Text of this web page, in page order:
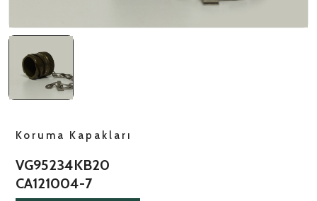
Koruma Kapakları
VG95234KB20
CA121004-7